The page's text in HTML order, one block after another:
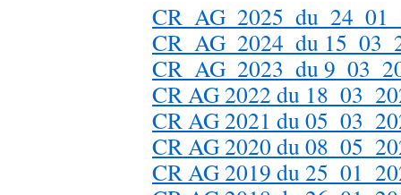
CR_AG_2024_du
CR_AG_2023_du
CR AG 2022 du
CR AG 2021 du
CR AG 2020 du
CR AG 2019 du